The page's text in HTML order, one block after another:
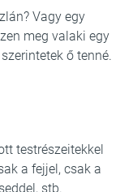
Vagy egy
meg valaki egy
ő tenné.
testrészeitekkel
a fejjel, csak a
stb.